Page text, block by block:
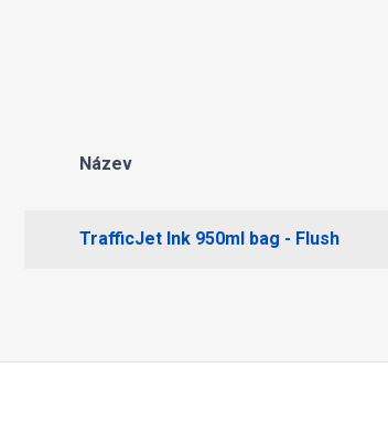
Název
TrafficJet Ink 950ml bag - Flush